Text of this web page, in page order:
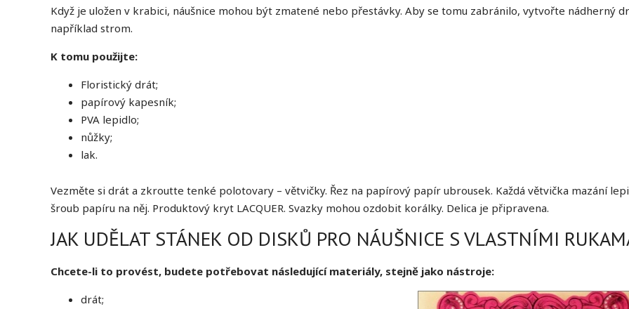
Když je uložen v krabici, náušnice mohou být zmatené nebo přestávky. Aby se tomu zabránilo, vytvořte nádherný
například strom.
K tomu použijte:
Floristický drát;
papírový kapesník;
PVA lepidlo;
nůžky;
lak.
Vezměte si drát a zkroutte tenké polotovary – větvičky. Řez na papírový papír ubrousek. Každá větvička mazání
šroub papíru na něj. Produktový kryt LACQUER. Svazky mohou ozdobit korálky. Delica je připravena.
JAK UDĚLAT STÁNEK OD DISKŮ PRO NÁUŠNICE S VLASTNÍMI
Chcete-li to provést, budete potřebovat následující materiály, stejně jako nástroje:
drát;